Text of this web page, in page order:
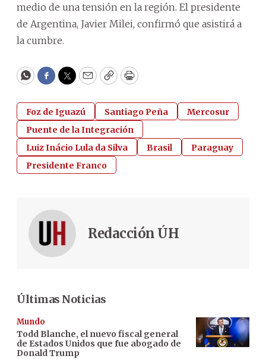
medio de una tensión en la región. El presidente
de Argentina, Javier Milei, confirmó que asistirá a
la cumbre.
WhatsApp
Facebook
Twitter
EmailCopyPrint
Foz de Iguazú Santiago Peña
Mercosur
Puente de la Integración
Luiz Inácio Lula da Silva
Brasil
Paraguay
Presidente Franco
Redacción ÚH
Últimas Noticias
Mundo
Todd Blanche, el nuevo fiscal general
de Estados Unidos que fue abogado de
Donald Trump